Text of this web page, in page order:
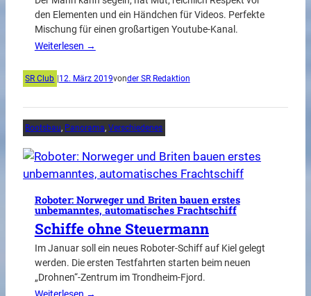
den Elementen und ein Händchen für Videos. Perfekte
Mischung für einen großartigen Youtube-Kanal.
Weiterlesen →
SR Club 12. März 2019vonder SR Redaktion
Bootsbau, Panorama, Verschiedenes
Roboter: Norweger und Briten bauen erstes
unbemanntes, automatisches Frachtschiff
Schiffe ohne Steuermann
Im Januar soll ein neues Roboter-Schiff auf Kiel gelegt
werden. Die ersten Testfahrten starten beim neuen
„Drohnen“-Zentrum im Trondheim-Fjord.